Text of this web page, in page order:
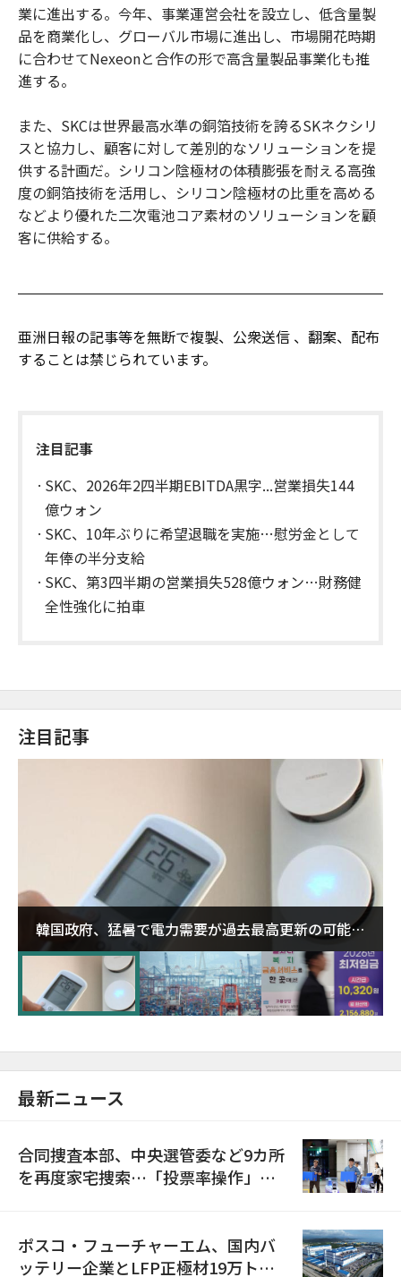
業に進出する。今年、事業運営会社を設立し、低含量製
品を商業化し、グローバル市場に進出し、市場開花時期
に合わせてNexeonと合作の形で高含量製品事業化も推
進する。
また、SKCは世界最高水準の銅箔技術を誇るSKネクシリ
スと協力し、顧客に対して差別的なソリューションを提
供する計画だ。シリコン陰極材の体積膨張を耐える高強
度の銅箔技術を活用し、シリコン陰極材の比重を高める
などより優れた二次電池コア素材のソリューションを顧
客に供給する。
亜洲日報の記事等を無断で複製、公衆送信 、翻案、配布
することは禁じられています。
注目記事
SKC、2026年2四半期EBITDA黒字...営業損失144
億ウォン
SKC、10年ぶりに希望退職を実施…慰労金として
年俸の半分支給
SKC、第3四半期の営業損失528億ウォン…財務健
全性強化に拍車
注目記事
韓国政府、猛暑で電力需要が過去最高更新の可能性
に需給対応体制を点検
最新ニュース
合同捜査本部、中央選管委など9カ所
を再度家宅捜索…「投票率操作」の
ポスコ・フューチャーエム、国内バ
ッテリー企業とLFP正極材19万トン